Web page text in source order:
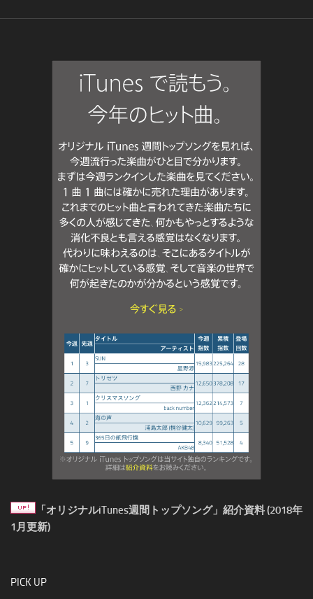
「オリジナルiTunes週間トップソング」紹介資料 (2018年
1月更新)
PICK UP